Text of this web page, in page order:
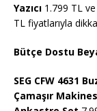
Yazıcı 1.799 TL ve
TL fiyatlarıyla
Bütçe Dostu
SEG CFW 4631
Çamaşır